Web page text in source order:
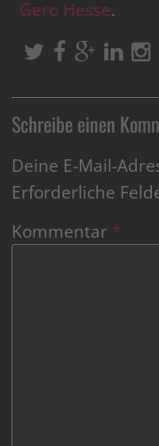
Gero Hesse.
Schreibe einen
Deine E-Mail-
Erforderliche
Kommentar *